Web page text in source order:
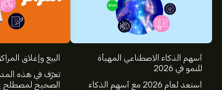
أسهم الذكاء الاصطناعي المهيأة
للنمو في 2026
استعد لعام 2026 مع أسهم الذكاء
البيع وإغلاق
تعرّف في هذه
الصحيح لمصطلح